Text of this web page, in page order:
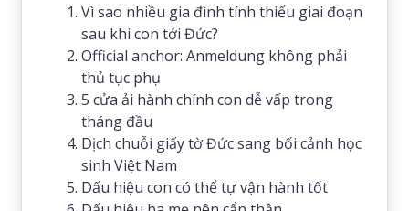
Vì sao nhiều gia đình tính thiếu giai đoạn
sau khi con tới Đức?
Official anchor: Anmeldung không phải
thủ tục phụ
5 cửa ải hành chính con dễ vấp trong
tháng đầu
Dịch chuỗi giấy tờ Đức sang bối cảnh học
sinh Việt Nam
Dấu hiệu con có thể tự vận hành tốt